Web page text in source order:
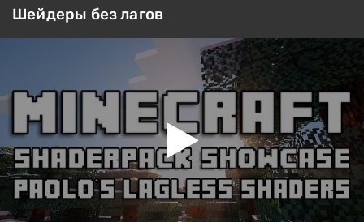
Шейдеры без лагов